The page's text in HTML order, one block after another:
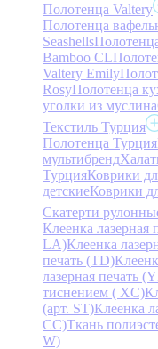
Полотенца Valtery
Полотенца
Seashells
Bamboo CL
Valtery Emily
RosyПолотенца
уголки из муслина
Текстиль Турция
Полотенца Турция
мультибренд
ТурцияКоврики
детскиеКоврики
Скатерти
Клеенка лазерная
LA)Клеенка
печать (TD)
лазерная печать
тиснением ( XC)
(арт. ST)Клеенка
CC)Ткань
W)